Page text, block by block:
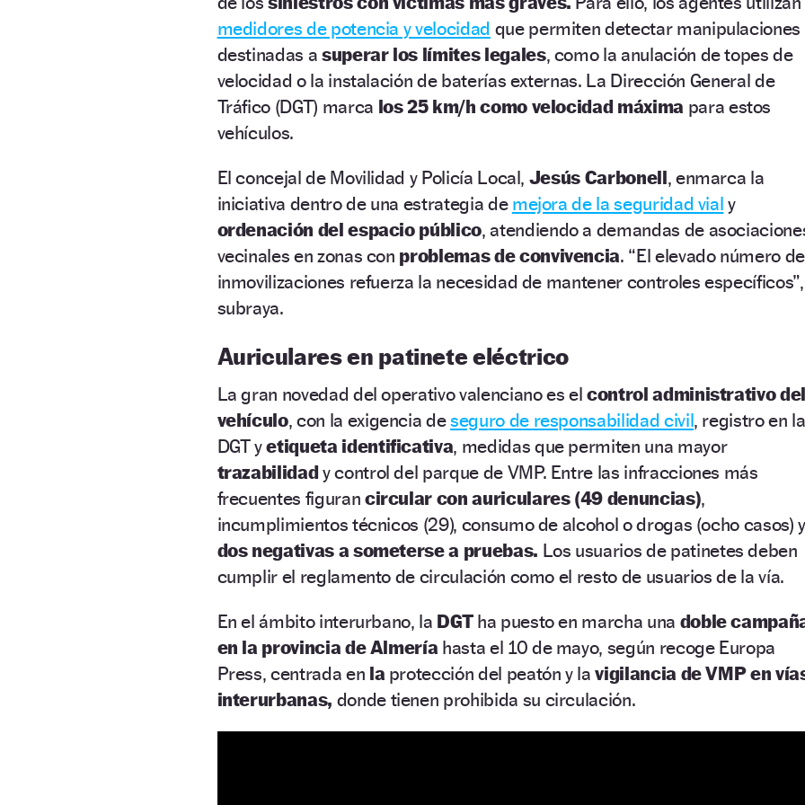
medidores de potencia y velocidad que permiten detectar manipulaciones
destinadas a superar los límites legales, como la anulación de topes de
velocidad o la instalación de baterías externas. La Dirección General de
Tráfico (DGT) marca los 25 km/h como velocidad máxima para estos
vehículos.
El concejal de Movilidad y Policía Local, Jesús Carbonell, enmarca la
iniciativa dentro de una estrategia de mejora de la seguridad vial y
ordenación del espacio público, atendiendo a demandas de
vecinales en zonas con problemas de convivencia. “El elevado número de
inmovilizaciones refuerza la necesidad de mantener controles específicos”,
subraya.
Auriculares en patinete eléctrico
La gran novedad del operativo valenciano es elcontrol administrativo del
vehículo, con la exigencia deseguro de responsabilidad civil, registro en la
DGT yetiqueta identificativa, medidas que permiten una mayor
trazabilidady control del parque de VMP. Entre las infracciones más
frecuentes figuran circular con auriculares (49 denuncias),
incumplimientos técnicos (29), consumo de alcohol o drogas (ocho casos) y
dos negativas a someterse a pruebas. Los usuarios de patinetes deben
cumplir el reglamento de circulación como el resto de usuarios de la vía.
En el ámbito interurbano, la DGTha puesto en marcha una doble
en la provincia de Almería hasta el 10 de mayo, según recoge Europa
Press, centrada en la protección del peatón y lavigilancia de VMP en
interurbanas, donde tienen prohibida su circulación.